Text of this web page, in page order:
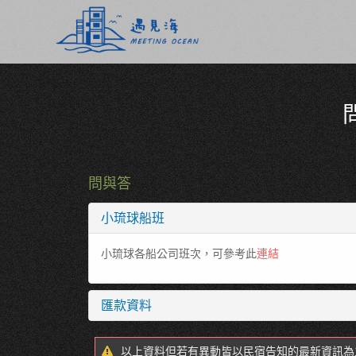
問與答
小琉球船班
小琉球各船公司班次，可參考此連結
匯款資料
以上資料但若有異動皆以民宿告知的最新資訊